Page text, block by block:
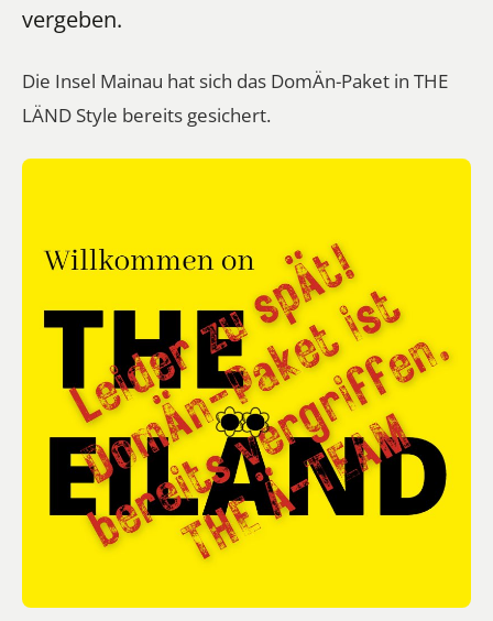
vergeben.
Die Insel Mainau hat sich das DomÄn-Paket in THE
LÄND Style bereits gesichert.